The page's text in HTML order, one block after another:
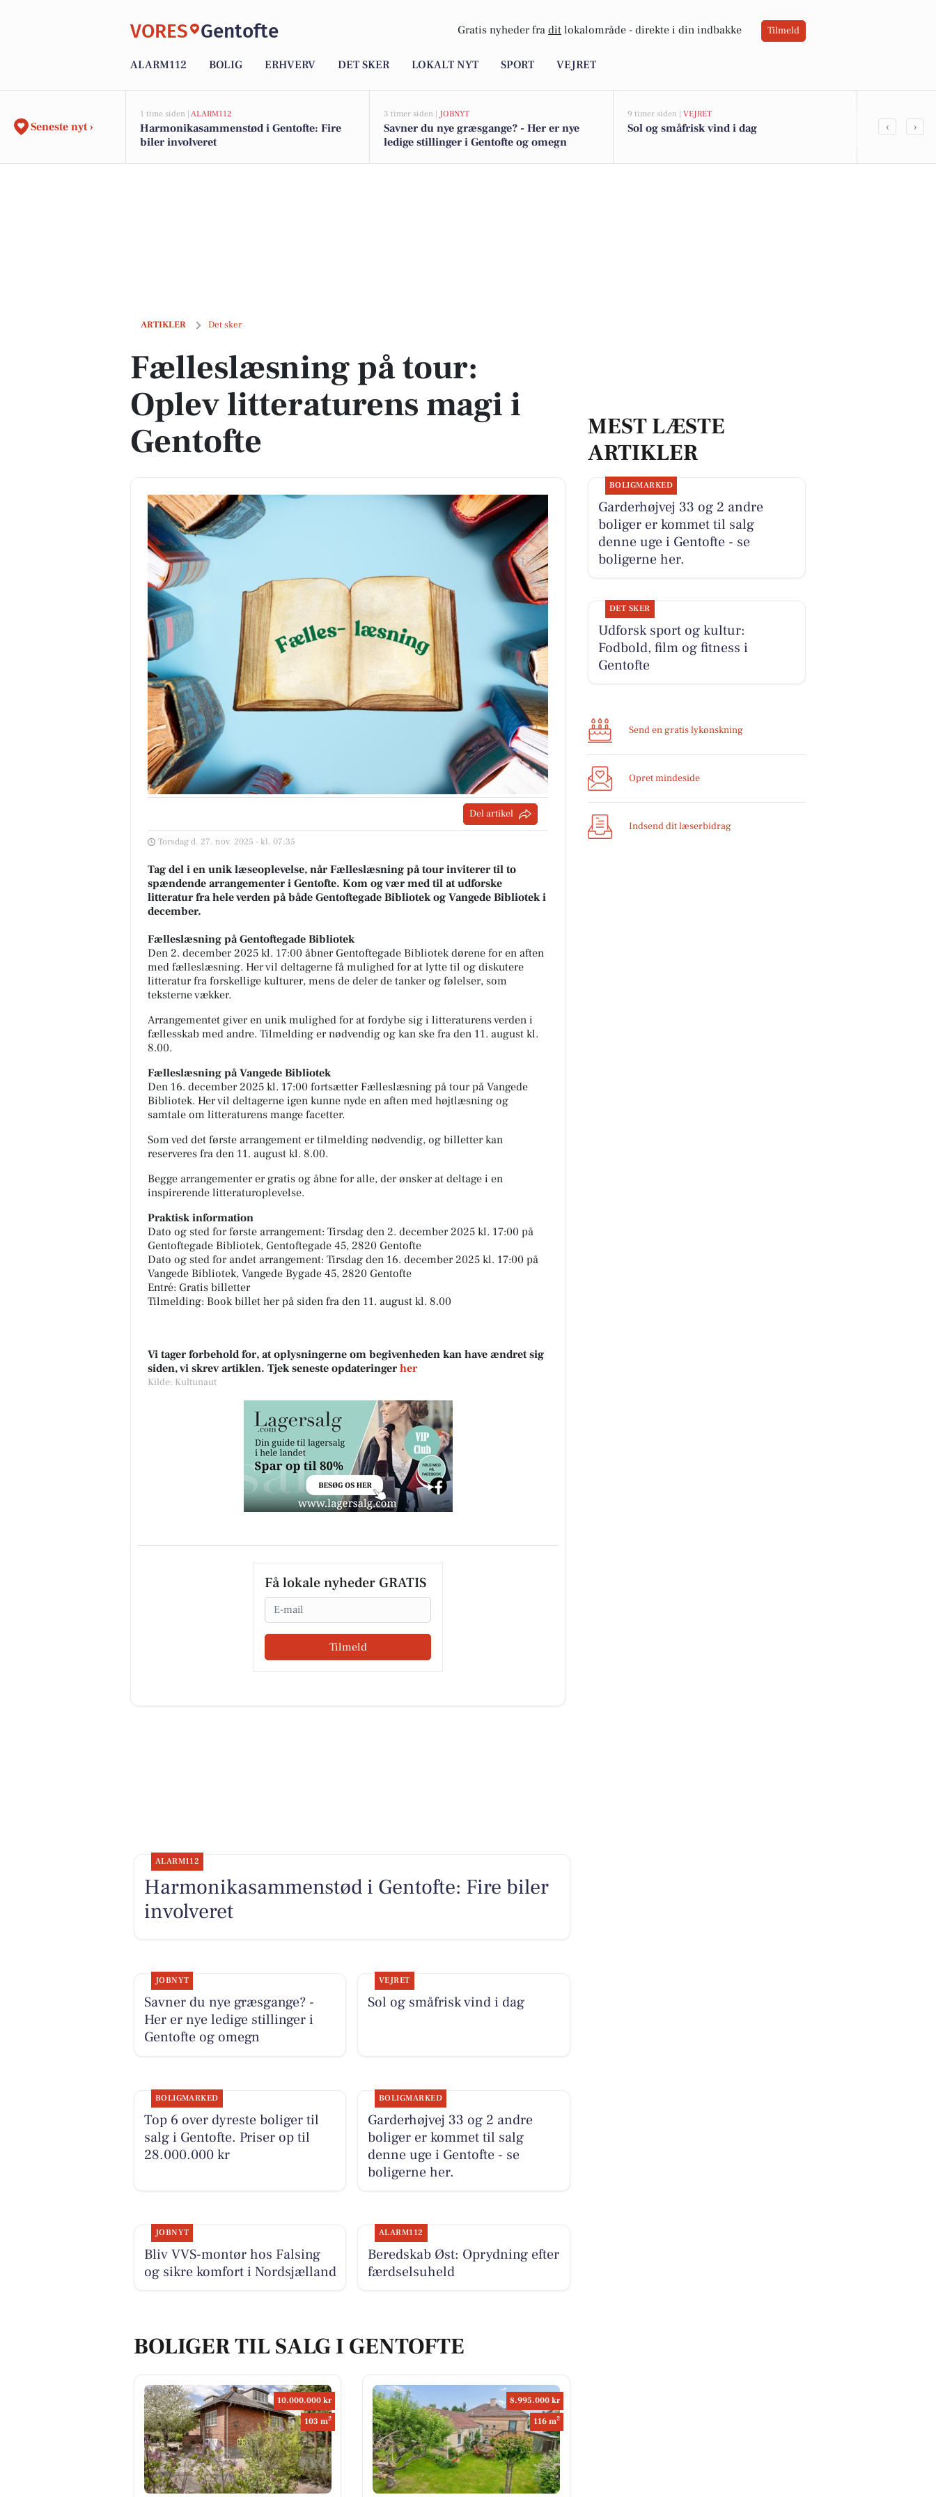
VORES Gentofte Gratis nyheder fra dit lokalområde - direkte i din indbakke Tilmeld
ALARM112 BOLIG ERHVERV DET SKER LOKALT NYT SPORT VEJRET
Seneste nyt ›
1 time siden | ALARM112
Harmonikasammenstød i Gentofte: Fire
biler involveret
3 timer siden | JOBNYT
Savner du nye græsgange? - Her er nye
ledige stillinger i Gentofte og omegn
9 timer siden | VEJRET
Sol og småfrisk vind i dag
Top 6 over
‹ ›
ARTIKLER Det sker
Fælleslæsning på tour: Oplev litteraturens magi i Gentofte
Fælleslæsning på tour:
Oplev litteraturens magi i
Gentofte
Del artikel
Torsdag d. 27. nov. 2025 - kl. 07:35
Tag del i en unik læseoplevelse, når Fælleslæsning på tour inviterer til to
spændende arrangementer i Gentofte. Kom og vær med til at udforske
litteratur fra hele verden på både Gentoftegade Bibliotek og Vangede Bibliotek i
december.
Fælleslæsning på Gentoftegade Bibliotek
Den 2. december 2025 kl. 17:00 åbner Gentoftegade Bibliotek dørene for en aften
med fælleslæsning. Her vil deltagerne få mulighed for at lytte til og diskutere
litteratur fra forskellige kulturer, mens de deler de tanker og følelser, som
teksterne vækker.
Arrangementet giver en unik mulighed for at fordybe sig i litteraturens verden i
fællesskab med andre. Tilmelding er nødvendig og kan ske fra den 11. august kl.
8.00.
Fælleslæsning på Vangede Bibliotek
Den 16. december 2025 kl. 17:00 fortsætter Fælleslæsning på tour på Vangede
Bibliotek. Her vil deltagerne igen kunne nyde en aften med højtlæsning og
samtale om litteraturens mange facetter.
Som ved det første arrangement er tilmelding nødvendig, og billetter kan
reserveres fra den 11. august kl. 8.00.
Begge arrangementer er gratis og åbne for alle, der ønsker at deltage i en
inspirerende litteraturoplevelse.
Praktisk information
Dato og sted for første arrangement: Tirsdag den 2. december 2025 kl. 17:00 på
Gentoftegade Bibliotek, Gentoftegade 45, 2820 Gentofte
Dato og sted for andet arrangement: Tirsdag den 16. december 2025 kl. 17:00 på
Vangede Bibliotek, Vangede Bygade 45, 2820 Gentofte
Entré: Gratis billetter
Tilmelding: Book billet her på siden fra den 11. august kl. 8.00
Vi tager forbehold for, at oplysningerne om begivenheden kan have ændret sig
siden, vi skrev artiklen. Tjek seneste opdateringer her
Kilde: Kultunaut
Få lokale nyheder GRATIS
Email
Tilmeld
MEST LÆSTE
ARTIKLER
BOLIGMARKED
Garderhøjvej 33 og 2 andre
boliger er kommet til salg
denne uge i Gentofte - se
boligerne her.
DET SKER
Udforsk sport og kultur:
Fodbold, film og fitness i
Gentofte
Send en gratis lykønskning
Opret mindeside
Indsend dit læserbidrag
ALARM112
Harmonikasammenstød i Gentofte: Fire biler
involveret
JOBNYT
Savner du nye græsgange? -
Her er nye ledige stillinger i
Gentofte og omegn
VEJRET
Sol og småfrisk vind i dag
BOLIGMARKED
Top 6 over dyreste boliger til
salg i Gentofte. Priser op til
28.000.000 kr
BOLIGMARKED
Garderhøjvej 33 og 2 andre
boliger er kommet til salg
denne uge i Gentofte - se
boligerne her.
JOBNYT
Bliv VVS-montør hos Falsing
og sikre komfort i Nordsjælland
ALARM112
Beredskab Øst: Oprydning efter
færdselsuheld
BOLIGER TIL SALG I GENTOFTE
10.000.000 kr
103 m2
8.995.000 kr
116 m2